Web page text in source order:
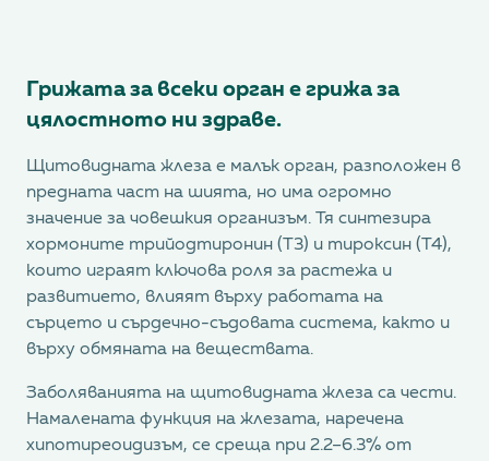
Грижата за всеки орган е грижа за
цялостното ни здраве.
Щитовидната жлеза е малък орган, разположен в
предната част на шията, но има огромно
значение за човешкия организъм. Тя синтезира
хормоните трийодтиронин (T3) и тироксин (T4),
които играят ключова роля за растежа и
развитието, влияят върху работата на
сърцето и сърдечно-съдовата система, както и
върху обмяната на веществата.
Заболяванията на щитовидната жлеза са чести.
Намалената функция на жлезата, наречена
хипотиреоидизъм, се среща при 2.2–6.3% от